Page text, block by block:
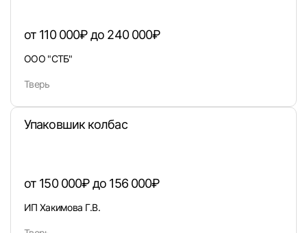
от 110 000₽ до 240 000₽
ООО "СТБ"
Тверь
Упаковшик колбас
от 150 000₽ до 156 000₽
ИП Хакимова Г.В.